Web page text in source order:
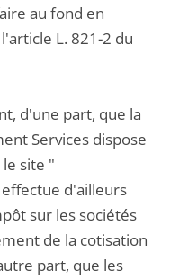
au fond en
L. 821-2 du
d'une part, que la
Services dispose
site "
d'ailleurs
sur les sociétés
de la cotisation
part, que les